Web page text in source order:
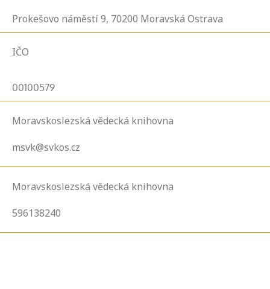
Prokešovo náměstí9, 70200 Moravská Ostrava
IČO
00100579
Moravskoslezská vědecká knihovna
msvk@svkos.cz
Moravskoslezská vědecká knihovna
596138240